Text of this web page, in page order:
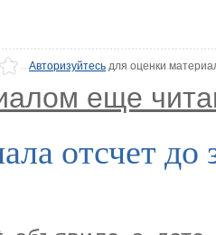
Авторизуйтесьдля оценки
еще
отсчет